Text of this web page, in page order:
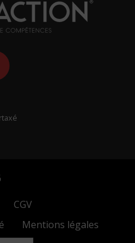
CGV
Mentions légales